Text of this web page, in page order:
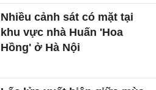
Nhiều cảnh sát có mặt tại
khu vực nhà Huấn 'Hoa
Hồng' ở Hà Nội